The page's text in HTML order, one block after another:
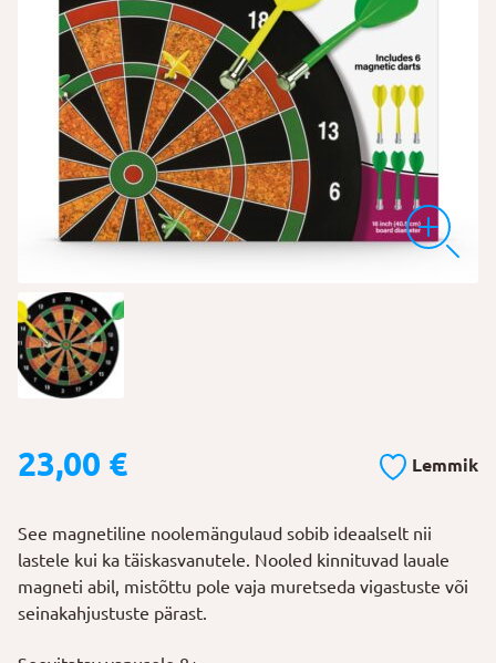
23,00 € Lemmik
See magnetiline noolemängulaud sobib ideaalselt nii
lastele kui ka täiskasvanutele. Nooled kinnituvad lauale
magneti abil, mistõttu pole vaja muretseda vigastuste või
seinakahjustuste pärast.